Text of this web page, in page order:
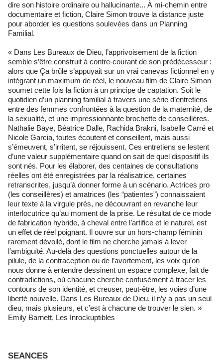
dire son histoire ordinaire ou hallucinante... À mi-chemin entre
documentaire et fiction, Claire Simon trouve la distance juste
pour aborder les questions soulevées dans un Planning
Familial.
« Dans Les Bureaux de Dieu, l’apprivoisement de la fiction
semble s’être construit à contre-courant de son prédécesseur :
alors que Ça brûle s’appuyait sur un vrai canevas fictionnel en y
intégrant un maximum de réel, le nouveau film de Claire Simon
soumet cette fois la fiction à un principe de captation. Soit le
quotidien d’un planning familial à travers une série d’entretiens
entre des femmes confrontées à la question de la maternité, de
la sexualité, et une impressionnante brochette de conseillères.
Nathalie Baye, Béatrice Dalle, Rachida Brakni, Isabelle Carré et
Nicole Garcia, toutes écoutent et conseillent, mais aussi
s’émeuvent, s’irritent, se réjouissent. Ces entretiens se lestent
d’une valeur supplémentaire quand on sait de quel dispositif ils
sont nés. Pour les élaborer, des centaines de consultations
réelles ont été enregistrées par la réalisatrice, certaines
retranscrites, jusqu’à donner forme à un scénario. Actrices pro
(les conseillères) et amatrices (les “patientes”) connaissaient
leur texte à la virgule près, ne découvrant en revanche leur
interlocutrice qu’au moment de la prise. Le résultat de ce mode
de fabrication hybride, à cheval entre l’artifice et le naturel, est
un effet de réel poignant. Il ouvre sur un hors-champ féminin
rarement dévoilé, dont le film ne cherche jamais à lever
l’ambiguïté. Au-delà des questions ponctuelles autour de la
pilule, de la contraception ou de l’avortement, les voix qu’on
nous donne à entendre dessinent un espace complexe, fait de
contradictions, où chacune cherche confusément à tracer les
contours de son identité, et creuser, peut-être, les voies d’une
liberté nouvelle. Dans Les Bureaux de Dieu, il n’y a pas un seul
dieu, mais plusieurs, et c’est à chacune de trouver le sien. »
Emily Barnett, Les Inrockuptibles
SEANCES